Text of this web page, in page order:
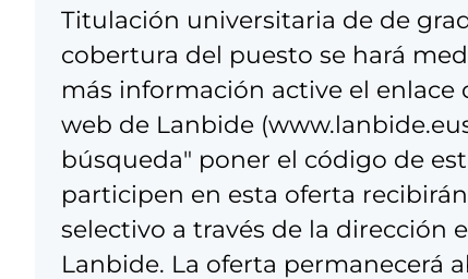
Titulación universitaria de de
cobertura del puesto se hará
más información active el
web de Lanbide
búsqueda" poner el código de
participen en esta oferta
selectivo a través de la dirección
Lanbide. La oferta permanecerá